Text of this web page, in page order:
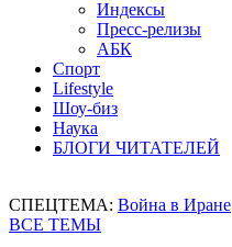
Индексы
Пресс-релизы
АБК
Спорт
Lifestyle
Шоу-биз
Наука
БЛОГИ ЧИТАТЕЛЕЙ
СПЕЦТЕМА: Война в Иране
ВСЕ ТЕМЫ